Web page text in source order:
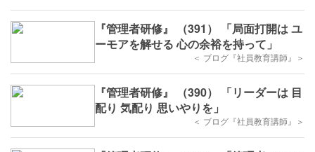
『管理者研修』 （391） 「局面打開は ユ
ーモアを解せる 心の余裕を持って」
＜ ブログ『社員教育講師』＞
『管理者研修』 （390） 「リーダーは 目
配り 気配り 思いやりを」
＜ ブログ『社員教育講師』＞